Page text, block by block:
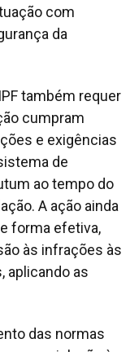
com
da
também requer
cumpram
e exigências
de
ao tempo do
A ação ainda
forma efetiva,
às infrações às
aplicando as
das normas